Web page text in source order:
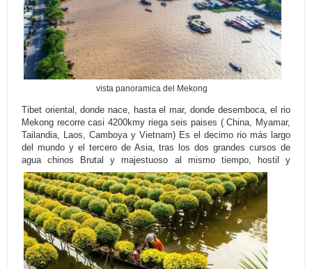
vista panoramica del Mekong
Tibet oriental, donde nace, hasta el mar, donde desemboca, el rio
Mekong recorre casi 4200kmy riega seis paises ( China, Myamar,
Tailandia, Laos, Camboya y Vietnam) Es el decimo rio más largo
del mundo y el tercero de Asia, tras los dos grandes cursos de
agua chinos Brutal y majestuoso al mismo tiempo, hostil y